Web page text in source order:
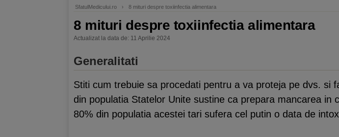
SfatulMedicului.ro › 8 mituri despre toxiinfectia alimentara
8 mituri despre toxiinfectia alimentara
Actualizat la data de: 11 Aprilie 2024
Generalitati
Stiti cum trebuie sa procedati pentru a va proteja pe dvs. si
din populatia Statelor Unite sustine ca prepara mancarea
80% din populatia acestei tari sufera cel putin o data de